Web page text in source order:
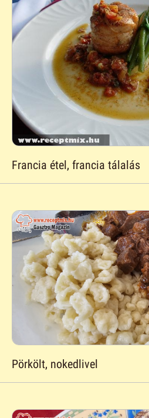
Francia étel, francia tálalás
Pörkölt, nokedlivel